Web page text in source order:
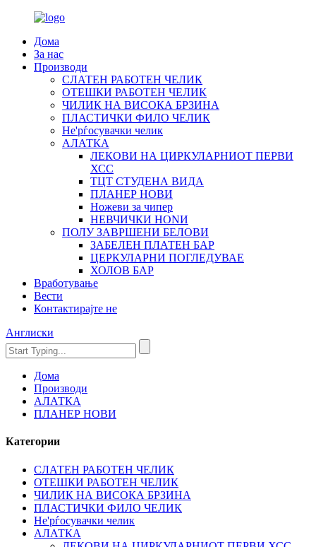
Дома
За нас
Производи
СЛАТЕН РАБОТЕН ЧЕЛИК
OTЕШКИ РАБОТЕН ЧЕЛИК
ЧИЛИК НА ВИСОКА БРЗИНА
ПЛАСТИЧКИ ФИЛО ЧЕЛИК
Не'рѓосувачки челик
АЛАТКА
ЛЕКОВИ НА ЦИРКУЛАРНИОТ ПЕРВИ
ХСС
ТЦТ СТУДЕНА ВИДА
ПЛАНЕР НОВИ
Ножеви за чипер
НЕВЧИЧКИ НОNИ
ПОЛУ ЗАВРШЕНИ БЕЛОВИ
ЗАБЕЛЕН ПЛАТЕН БАР
ЦЕРКУЛАРНИ ПОГЛЕДУВАЕ
ХОЛОВ БАР
Вработување
Вести
Контактирајте не
Англиски
Дома
Производи
АЛАТКА
ПЛАНЕР НОВИ
Категории
СЛАТЕН РАБОТЕН ЧЕЛИК
OTЕШКИ РАБОТЕН ЧЕЛИК
ЧИЛИК НА ВИСОКА БРЗИНА
ПЛАСТИЧКИ ФИЛО ЧЕЛИК
Не'рѓосувачки челик
АЛАТКА